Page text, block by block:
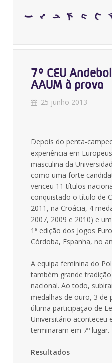
7º CEU
AAUM à prova
25 junho 2013
Depois do penta-
experiência em
masculina da
como uma forte
venceu 11 títulos
conquistado o título de
2011, na Croácia, 4
2007, 2009 e 2010) e
1ª edição dos Jogos
Córdoba, Espanha, no
A equipa feminina do
também grande
nacional. Ao todo,
medalhas de ouro, 3 de
última participação de
Universitário aconteceu
terminaram em 7º lugar.
Resultados